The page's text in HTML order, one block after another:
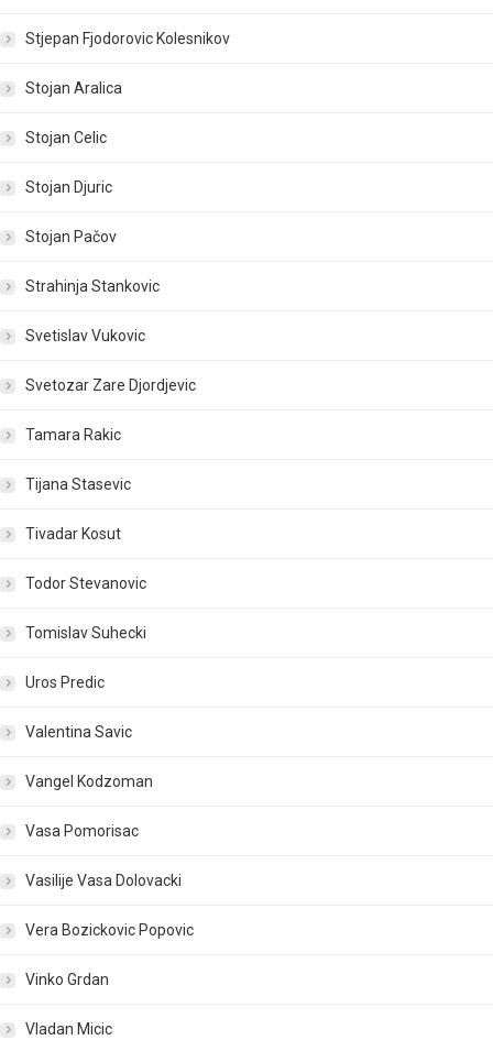
Stjepan Fjodorovic Kolesnikov
Stojan Aralica
Stojan Celic
Stojan Djuric
Stojan Pačov
Strahinja Stankovic
Svetislav Vukovic
Svetozar Zare Djordjevic
Tamara Rakic
Tijana Stasevic
Tivadar Kosut
Todor Stevanovic
Tomislav Suhecki
Uros Predic
Valentina Savic
Vangel Kodzoman
Vasa Pomorisac
Vasilije Vasa Dolovacki
Vera Bozickovic Popovic
Vinko Grdan
Vladan Micic